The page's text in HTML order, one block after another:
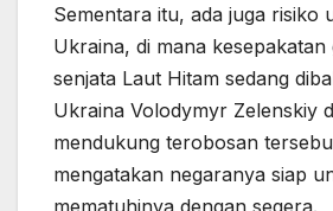
Sementara itu, ada juga risiko
Ukraina, di mana kesepakatan
senjata Laut Hitam sedang
Ukraina Volodymyr Zelenskiy
mendukung terobosan
mengatakan negaranya siap
mematuhinya dengan segera.